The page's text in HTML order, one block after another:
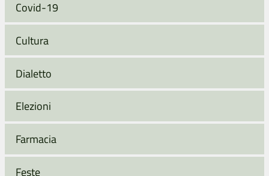
Covid-19
Cultura
Dialetto
Elezioni
Farmacia
Feste